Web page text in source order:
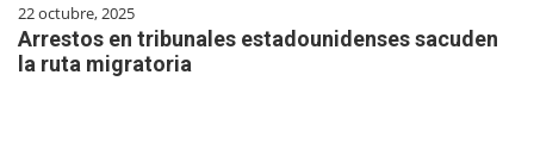
22 octubre, 2025
Arrestos en tribunales estadounidenses sacuden
la ruta migratoria